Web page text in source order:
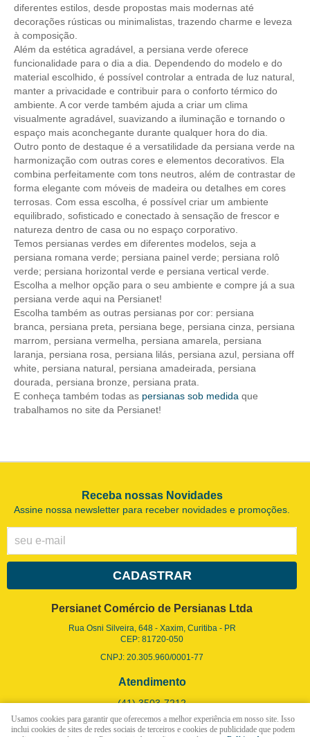
diferentes estilos, desde propostas mais modernas até
decorações rústicas ou minimalistas, trazendo charme e leveza
à composição.
Além da estética agradável, a persiana verde oferece
funcionalidade para o dia a dia. Dependendo do modelo e do
material escolhido, é possível controlar a entrada de luz natural,
manter a privacidade e contribuir para o conforto térmico do
ambiente. A cor verde também ajuda a criar um clima
visualmente agradável, suavizando a iluminação e tornando o
espaço mais aconchegante durante qualquer hora do dia.
Outro ponto de destaque é a versatilidade da persiana verde na
harmonização com outras cores e elementos decorativos. Ela
combina perfeitamente com tons neutros, além de contrastar de
forma elegante com móveis de madeira ou detalhes em cores
terrosas. Com essa escolha, é possível criar um ambiente
equilibrado, sofisticado e conectado à sensação de frescor e
natureza dentro de casa ou no espaço corporativo.
Temos persianas verdes em diferentes modelos, seja a
persiana romana verde; persiana painel verde; persiana rolô
verde; persiana horizontal verde e persiana vertical verde
Escolha a melhor opção para o seu ambiente e compre já a sua
persiana verde aqui na Persianet!
Escolha também as outras persianas por cor: persiana
branca
persiana preta persiana bege persiana cinza
persiana
marrom
persiana vermelha persiana amarela
persiana
laranja
persiana rosa persiana lilás persiana azul persiana off
white
persiana natural persiana amadeirada
persiana
dourada
persiana bronze persiana prata
E conheça também todas as persianas sob medida que
trabalhamos no site da Persianet!
Receba nossas Novidades
Assine nossa newsletter para receber novidades e promoções.
CADASTRAR
Persianet Comércio de Persianas Ltda
Rua Osni Silveira, 648- Xaxim, Curitiba- PR
CEP: 81720-050
CNPJ: 20.305.960/0001-77
Atendimento
(41)3503-7212
(41)99955-5057(WhatsApp)
Usamos cookies para garantir que oferecemos a melhor experiência em nosso site. Isso
inclui cookies de sites de redes sociais de terceiros e cookies de publicidade que podem